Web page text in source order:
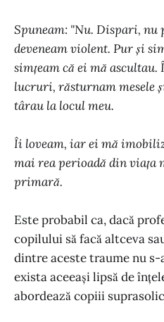
Spuneam: "Nu. Dispari, nu
deveneam violent. Pur și
simțeam că ei mă ascultau.
lucruri, răsturnam mesele
târau la locul meu.
Îi loveam, iar ei mă
mai rea perioadă din viața
primară.
Este probabil ca, dacă
copilului să facă altceva
dintre aceste traume nu
exista aceeași lipsă de
abordează copiii